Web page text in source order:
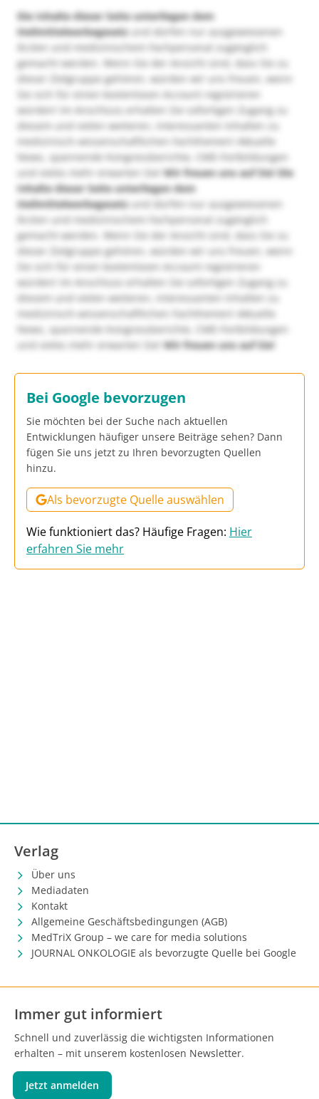
Die Inhalte dieser Seite unterliegen dem
Heilmittelwerbegesetzund dürfen nur ausgewiesenen
Ärzten und medizinischem Fachpersonal zugänglich
gemacht werden. Wenn Sie der Ansicht sind, dass Sie zu
dieser Zielgruppe gehören, würden wir uns freuen, wenn
Sie sich für einen kostenlosen Account registrieren
würden! Im Anschluss erhalten Sie sofortigen Zugang zu
diesem und vielen weiteren, interessanten Inhalten zu
medizinisch-wissenschaftlichen Fachthemen! Aktuelle
News, spannende Kongressberichte, CME-Fortbildungen
und vieles mehr erwarten Sie!Wir freuen uns auf Sie! Die
Inhalte dieser Seite unterliegen dem
Heilmittelwerbegesetzund dürfen nur ausgewiesenen
Ärzten und medizinischem Fachpersonal zugänglich
gemacht werden. Wenn Sie der Ansicht sind, dass Sie zu
dieser Zielgruppe gehören, würden wir uns freuen, wenn
Sie sich für einen kostenlosen Account registrieren
würden! Im Anschluss erhalten Sie sofortigen Zugang zu
diesem und vielen weiteren, interessanten Inhalten zu
medizinisch-wissenschaftlichen Fachthemen! Aktuelle
News, spannende Kongressberichte, CME-Fortbildungen
und vieles mehr erwarten Sie!Wir freuen uns auf Sie!
Bei Google bevorzugen
Sie möchten bei der Suche nach aktuellen
Entwicklungen häufiger unsere Beiträge sehen? Dann
fügen Sie uns jetzt zu Ihren bevorzugten Quellen
hinzu.
Als bevorzugte Quelle auswählen
Wie funktioniert das? Häufige Fragen: Hier
erfahren Sie mehr
Verlag
Über uns
Mediadaten
Kontakt
Allgemeine Geschäftsbedingungen (AGB)
MedTriX Group – we care for media solutions
JOURNAL ONKOLOGIE als bevorzugte Quelle bei Google
Immer gut informiert
Schnell und zuverlässig die wichtigsten Informationen
erhalten – mit unserem kostenlosen Newsletter.
Jetzt anmelden